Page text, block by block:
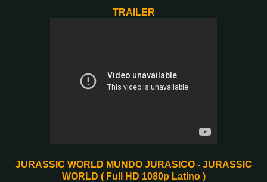
TRAILER
JURASSIC WORLD MUNDO JURASICO - JURASSIC
WORLD ( Full HD 1080p Latino )